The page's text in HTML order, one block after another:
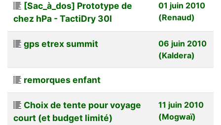
[Sac_à_dos] Prototype de
chez hPa - TactiDry 30l
01 juin 2010
(Renaud)
gps etrex summit
06 juin 2010
(Kaldera)
remorques enfant
Choix de tente pour voyage
court (et budget limité)
11 juin 2010
(Mogwaï)